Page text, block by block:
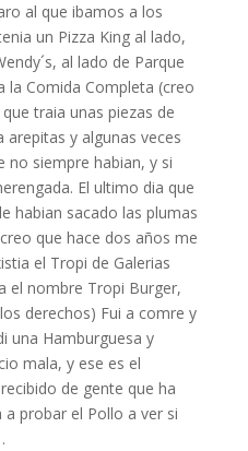
al que ibamos a los
un Pizza King al lado,
al lado de Parque
la Comida Completa (creo
traia unas piezas de
arepitas y algunas veces
no siempre habian, y si
El ultimo dia que
habian sacado las plumas
que hace dos años me
el Tropi de Galerias
el nombre Tropi Burger,
derechos) Fui a comre y
una Hamburguesa y
mala, y ese es el
de gente que ha
probar el Pollo a ver si